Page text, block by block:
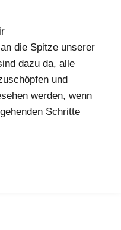
die Spitze unserer
dazu da, alle
und
werden, wenn
Schritte